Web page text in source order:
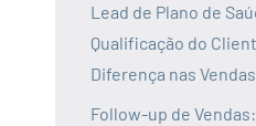
Lead de Plano de
Qualificação do
Diferença nas Vendas
Follow-up de